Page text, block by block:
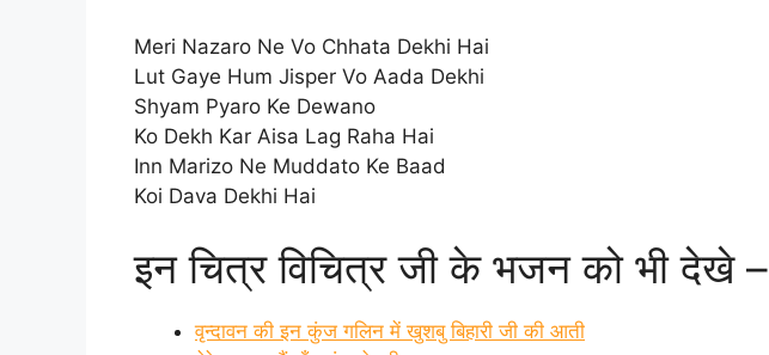
Meri Nazaro Ne Vo Chhata Dekhi Hai
Lut Gaye Hum Jisper Vo Aada Dekhi
Shyam Pyaro Ke Dewano
Ko Dekh Kar Aisa Lag Raha Hai
Inn Marizo Ne Muddato Ke Baad
Koi Dava Dekhi Hai
इन चित्र विचित्र जी के भजन को भी देखे –
वृन्दावन की इन कुंज गलिन में खुशबु बिहारी जी की आती